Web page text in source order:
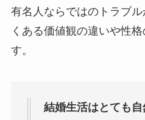
有名人ならではのトラブ
くある価値観の違いや性
す。
結婚生活はとても自